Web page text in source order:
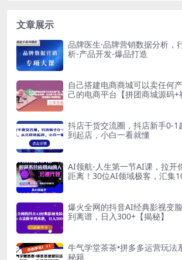
文章展示
品牌医生·品牌营销数据分析，
析-产品开发-爆品打造
自己搭建电商商城可以卖任何
己的电商平台【拼团商城源码+
抖店干货交流圈，抖店新手0-1
到起店，小白一看就懂
AI领航-人生第一节AI课，拉开
距离！30位AI领域极客，汇集
爆火全网的抖音AI经典影视变
到离谱，日入300+【揭秘】
牛气学堂茶茶•拼多多运营玩
秘籍